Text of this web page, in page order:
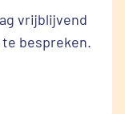
vrijblijvend
bespreken.